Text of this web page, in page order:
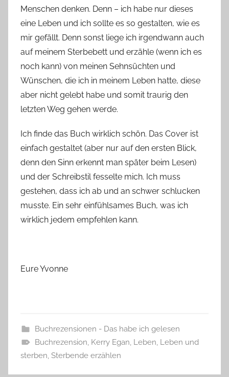
Menschen denken. Denn – ich habe nur dieses
eine Leben und ich sollte es so gestalten, wie es
mir gefällt. Denn sonst liege ich irgendwann auch
auf meinem Sterbebett und erzähle (wenn ich es
noch kann) von meinen Sehnsüchten und
Wünschen, die ich in meinem Leben hatte, diese
aber nicht gelebt habe und somit traurig den
letzten Weg gehen werde.
Ich finde das Buch wirklich schön. Das Cover ist
einfach gestaltet (aber nur auf den ersten Blick,
denn den Sinn erkennt man später beim Lesen)
und der Schreibstil fesselte mich. Ich muss
gestehen, dass ich ab und an schwer schlucken
musste. Ein sehr einfühlsames Buch, was ich
wirklich jedem empfehlen kann.
Eure Yvonne
Buchrezensionen - Das habe ich gelesen
Buchrezension, Kerry Egan, Leben, Leben und
sterben, Sterbende erzählen